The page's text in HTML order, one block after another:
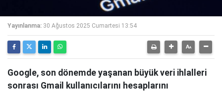
Yayınlanma: 30 Ağustos 2025 Cumartesi 13:54
Google, son dönemde yaşanan büyük veri ihlalleri
sonrası Gmail kullanıcılarını hesaplarını